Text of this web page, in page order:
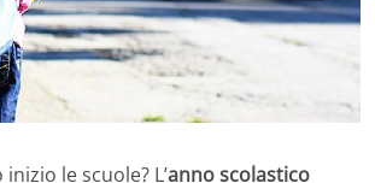
le scuole? L’anno scolastico